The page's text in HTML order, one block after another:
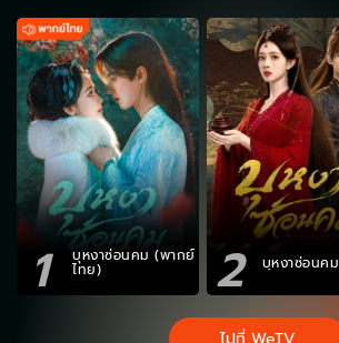
1 บุหงาซ่อนคม (พากย์
ไทย) 2 บุหงาซ่อนคม
ไปที่ WeTV